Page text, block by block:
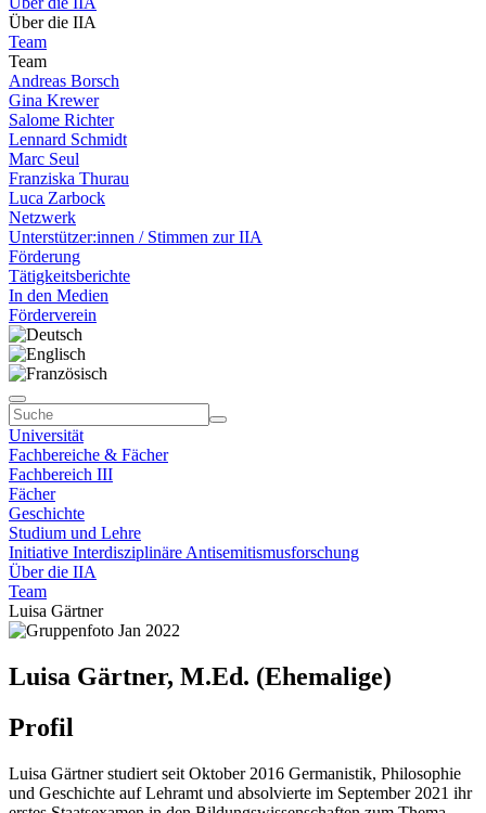
Über die IIA
Team
Team
Andreas Borsch
Gina Krewer
Salome Richter
Lennard Schmidt
Marc Seul
Franziska Thurau
Luca Zarbock
Netzwerk
Unterstützer:innen / Stimmen zur IIA
Förderung
Tätigkeitsberichte
In den Medien
Förderverein
Universität
Fachbereiche & Fächer
Fachbereich III
Fächer
Geschichte
Studium und Lehre
Initiative Interdisziplinäre Antisemitismusforschung
Über die IIA
Team
Luisa Gärtner
Luisa Gärtner, M.Ed. (Ehemalige)
Profil
Luisa Gärtner studiert seit Oktober 2016 Germanistik, Philosophie
und Geschichte auf Lehramt und absolvierte im September 2021 ihr